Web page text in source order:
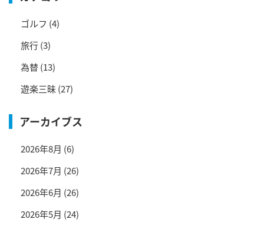
ゴルフ (4)
旅行(3)
為替(13)
遊楽三昧(27)
アーカイブス
2026年8月 (6)
2026年7月 (26)
2026年6月 (26)
2026年5月 (24)